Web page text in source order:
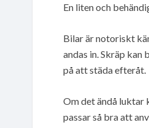
En liten och
Bilar är notoriskt
andas in. Skräp
på att städa efteråt.
Om det ändå luktar
passar så bra att